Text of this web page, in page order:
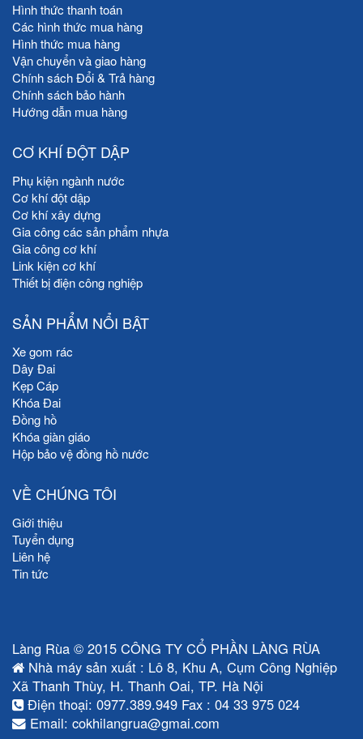
Hình thức thanh toán
Các hình thức mua hàng
Hình thức mua hàng
Vận chuyển và giao hàng
Chính sách Đổi & Trả hàng
Chính sách bảo hành
Hướng dẫn mua hàng
CƠ KHÍ ĐỘT DẬP
Phụ kiện ngành nước
Cơ khí đột dập
Cơ khí xây dựng
Gia công các sản phẩm nhựa
Gia công cơ khí
Link kiện cơ khí
Thiết bị điện công nghiệp
SẢN PHẨM NỔI BẬT
Xe gom rác
Dây Đai
Kẹp Cáp
Khóa Đai
Đồng hồ
Khóa giàn giáo
Hộp bảo vệ đồng hồ nước
VỀ CHÚNG TÔI
Giới thiệu
Tuyển dụng
Liên hệ
Tin tức
Làng Rùa © 2015 CÔNG TY CỔ PHẦN LÀNG RÙA
Nhà máy sản xuất : Lô 8, Khu A, Cụm Công Nghiệp
Xã Thanh Thùy, H. Thanh Oai, TP. Hà Nội
Điện thoại: 0977.389.949 Fax : 04 33 975 024
Email: cokhilangrua@gmai.com